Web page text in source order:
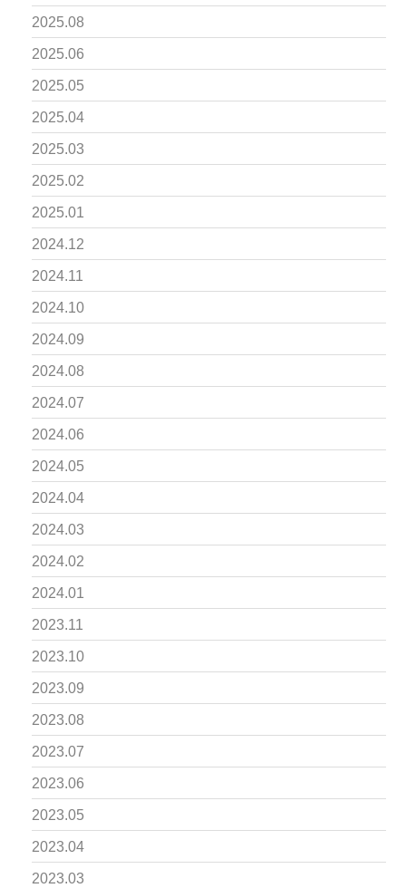
2025.08
2025.06
2025.05
2025.04
2025.03
2025.02
2025.01
2024.12
2024.11
2024.10
2024.09
2024.08
2024.07
2024.06
2024.05
2024.04
2024.03
2024.02
2024.01
2023.11
2023.10
2023.09
2023.08
2023.07
2023.06
2023.05
2023.04
2023.03